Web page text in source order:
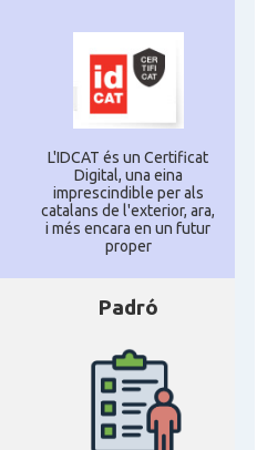
L'IDCAT és un Certificat
Digital, una eina
imprescindible per als
catalans de l'exterior, ara,
i més encara en un futur
proper
Padró